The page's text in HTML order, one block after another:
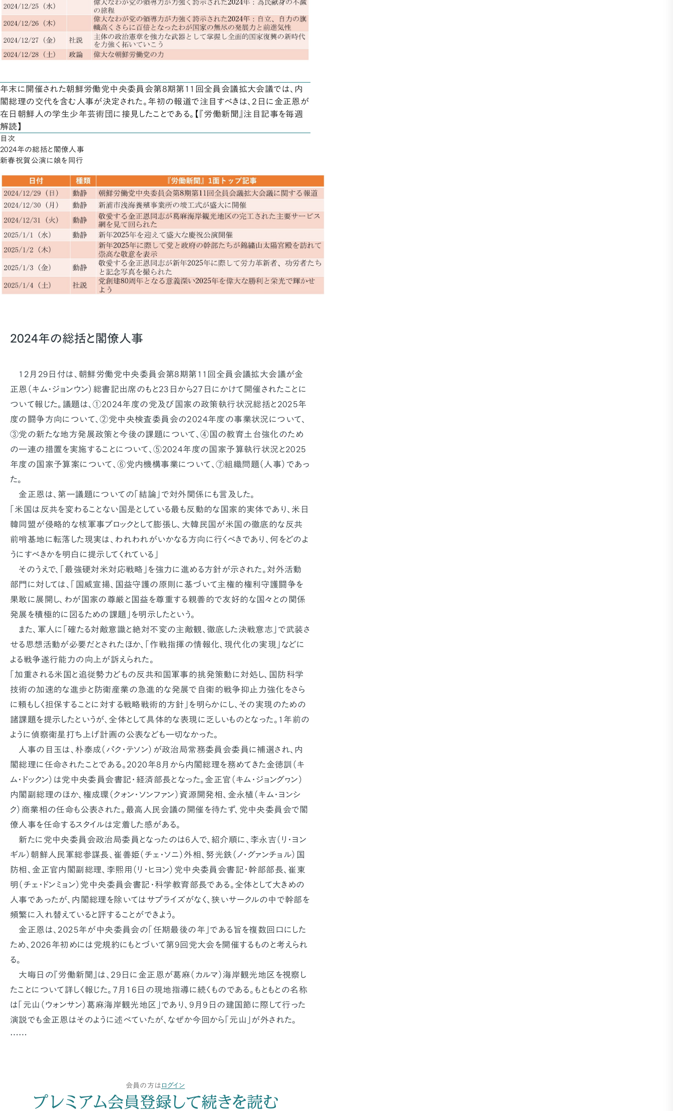
年末に開催された朝鮮労働党中央委員会第8期第11回全員会議拡大会議では、内
閣総理の交代を含む人事が決定された。年初の報道で注目すべきは、2日に金正恩が
在日朝鮮人の学生少年芸術団に接見したことである。【『労働新聞』注目記事を毎週
解読】
目次
2024年の総括と閣僚人事
新春祝賀公演に娘を同行
2024年の総括と閣僚人事
12月29日付は、朝鮮労働党中央委員会第8期第11回全員会議拡大会議が金
正恩（キム・ジョンウン）総書記出席のもと23日から27日にかけて開催されたことに
ついて報じた。議題は、①2024年度の党及び国家の政策執行状況総括と2025年
度の闘争方向について、②党中央検査委員会の2024年度の事業状況について、
③党の新たな地方発展政策と今後の課題について、④国の教育土台強化のため
の一連の措置を実施することについて、⑤2024年度の国家予算執行状況と2025
年度の国家予算案について、⑥党内機構事業について、⑦組織問題（人事）であっ
た。
金正恩は、第一議題についての「結論」で対外関係にも言及した。
「米国は反共を変わることない国是としている最も反動的な国家的実体であり、米日
韓同盟が侵略的な核軍事ブロックとして膨張し、大韓民国が米国の徹底的な反共
前哨基地に転落した現実は、われわれがいかなる方向に行くべきであり、何をどのよ
うにすべきかを明白に提示してくれている」
そのうえで、「最強硬対米対応戦略」を強力に進める方針が示された。対外活動
部門に対しては、「国威宣揚、国益守護の原則に基づいて主権的権利守護闘争を
果敢に展開し、わが国家の尊厳と国益を尊重する親善的で友好的な国々との関係
発展を積極的に図るための課題」を明示したという。
また、軍人に「確たる対敵意識と絶対不変の主敵観、徹底した決戦意志」で武装さ
せる思想活動が必要だとされたほか、「作戦指揮の情報化、現代化の実現」などに
よる戦争遂行能力の向上が訴えられた。
「加重される米国と追従勢力どもの反共和国軍事的挑発策動に対処し、国防科学
技術の加速的な進歩と防衛産業の急進的な発展で自衛的戦争抑止力強化をさら
に頼もしく担保することに対する戦略戦術的方針」を明らかにし、その実現のための
諸課題を提示したというが、全体として具体的な表現に乏しいものとなった。1年前の
ように偵察衛星打ち上げ計画の公表なども一切なかった。
人事の目玉は、朴泰成（パク・テソン）が政治局常務委員会委員に補選され、内
閣総理に任命されたことである。2020年8月から内閣総理を務めてきた金徳訓（キ
ム・ドックン）は党中央委員会書記・経済部長となった。金正官（キム・ジョングヮン）
内閣副総理のほか、権成環（クォン・ソンファン）資源開発相、金永植（キム・ヨンシ
ク）商業相の任命も公表された。最高人民会議の開催を待たず、党中央委員会で閣
僚人事を任命するスタイルは定着した感がある。
新たに党中央委員会政治局委員となったのは6人で、紹介順に、李永吉（リ・ヨン
ギル）朝鮮人民軍総参謀長、崔善姫（チェ・ソニ）外相、努光鉄（ノ・グァンチョル）国
防相、金正官内閣副総理、李煕用（リ・ヒヨン）党中央委員会書記・幹部部長、崔東
明（チェ・ドンミョン）党中央委員会書記・科学教育部長である。全体として大きめの
人事であったが、内閣総理を除いてはサプライズがなく、狭いサークルの中で幹部を
頻繁に入れ替えていると評することができよう。
金正恩は、2025年が中央委員会の「任期最後の年」である旨を複数回口にした
ため、2026年初めには党規約にもとづいて第9回党大会を開催するものと考えられ
る。
大晦日の『労働新聞』は、29日に金正恩が葛麻（カルマ）海岸観光地区を視察し
たことについて詳しく報じた。7月16日の現地指導に続くものである。もともとの名称
は「元山（ウォンサン）葛麻海岸観光地区」であり、9月9日の建国節に際して行った
演説でも金正恩はそのように述べていたが、なぜか今回から「元山」が外された。
……
会員の方は ログイン
プレミアム会員登録して続きを読む